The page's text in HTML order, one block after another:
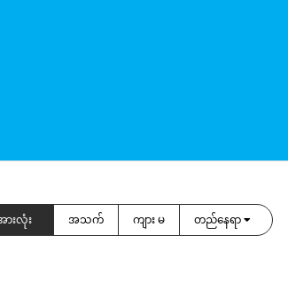
ားလုံး အသက် ကျား မ တည်နေရာ